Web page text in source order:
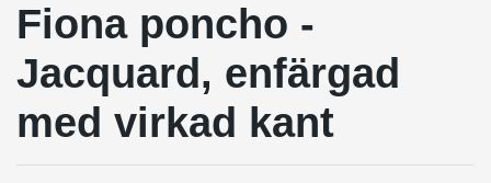
Fiona poncho -
Jacquard, enfärgad
med virkad kant